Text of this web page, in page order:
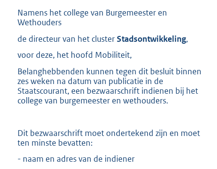
Namens het college van Burgemeester en
Wethouders
de directeur van het clusterStadsontwikkeling,
voor deze, het hoofd Mobiliteit,
Belanghebbenden kunnen tegen dit besluit binnen
zes weken na datum van publicatie in de
Staatscourant, een bezwaarschrift indienen bij het
college van burgemeester en wethouders.
Dit bezwaarschrift moet ondertekend zijn en moet
ten minste bevatten:
- naam en adres van de indiener